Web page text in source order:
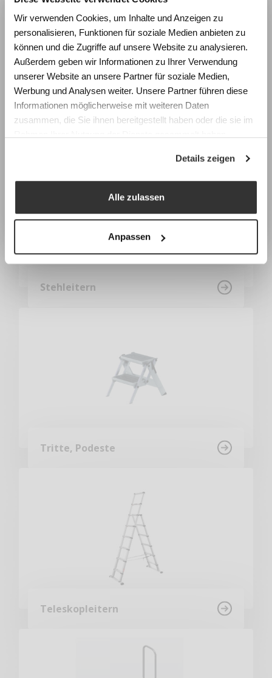
Wir verwenden Cookies, um Inhalte und Anzeigen zu
personalisieren, Funktionen für soziale Medien anbieten zu
können und die Zugriffe auf unsere Website zu analysieren.
Außerdem geben wir Informationen zu Ihrer Verwendung
unserer Website an unsere Partner für soziale Medien,
Werbung und Analysen weiter. Unsere Partner führen diese
Informationen möglicherweise mit weiteren Daten
zusammen, die Sie ihnen bereitgestellt haben oder die sie im
Details zeigen
Alle zulassen
Anpassen
Podesttreppen
Stehleitern
Tritte, Podeste
Teleskopleitern
Wie beeinflussen Räume
Lernen und Wohlbefinden?
Erleben Sie die Wirkung von
Raumgestaltung anhand realistischer
Simulationen und gewinnen Sie konkrete
Impulse für die Planung zukunftsfähiger
Lernräume.
Fachtagung Labor Schulraum
Mittwoch, 9. September 2026
Programm & Anmeldung
Earlybird-Preis bis 15. Juli 2026